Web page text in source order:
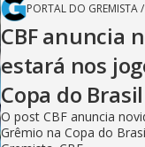
PORTAL DO GREMISTA/
CBF anuncia
estará nos
Copa do Brasil
O post CBF anuncia
Grêmio na Copa do